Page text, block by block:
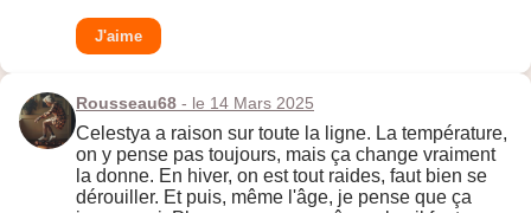
J'aime
Rousseau68 - le 14 Mars 2025
Celestya a raison sur toute la ligne. La température,
on y pense pas toujours, mais ça change vraiment
la donne. En hiver, on est tout raides, faut bien se
dérouiller. Et puis, même l'âge, je pense que ça